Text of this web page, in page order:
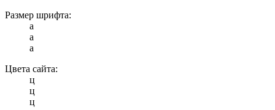
Размер шрифта:
a
a
a
Цвета сайта:
ц
ц
ц